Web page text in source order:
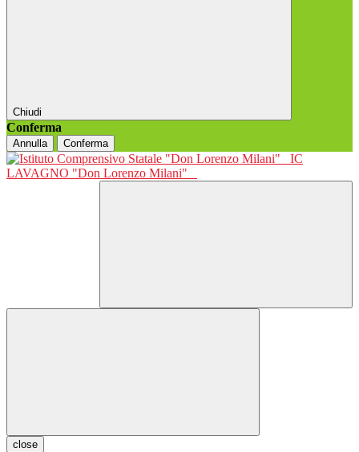
Chiudi
Conferma
Annulla Conferma
IC
LAVAGNO "Don Lorenzo Milani"
close